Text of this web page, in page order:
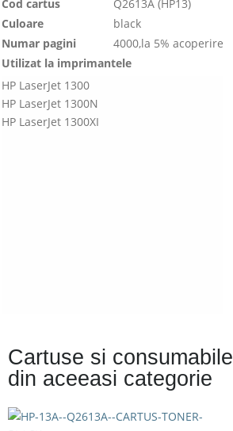
Cod cartus
Q2613A (HP13)
Culoare
black
Numar pagini
4000,la 5% acoperire
Utilizat la imprimantele
HP LaserJet 1300
HP LaserJet 1300N
HP LaserJet 1300XI
Cartuse si consumabile
din aceeasi categorie